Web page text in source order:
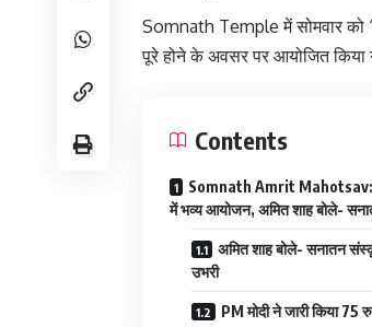
Somnath Temple में सोमवार को
पूरे होने के अवसर पर आयोजित किया
Contents
Somnath Amrit Mahotsav:
में भव्य आयोजन, अमित शाह बोले-
अमित शाह बोले- सनातन
उभरी
PM मोदी ने जारी किया 75